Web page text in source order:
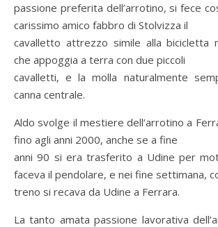
passione preferita dell’arrotino, si fece
carissimo amico fabbro di Stolvizza il
cavalletto attrezzo simile alla bicicletta
che appoggia a terra con due piccoli
cavalletti, e la molla naturalmente
canna centrale.
Aldo svolge il mestiere dell’arrotino a
fino agli anni 2000, anche se a fine
anni 90 si era trasferito a Udine per
faceva il pendolare, e nei fine settimana,
treno si recava da Udine a Ferrara.
La tanto amata passione lavorativa